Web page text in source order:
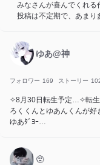
みなさんが喜んでくれる
投稿は不定期で、あまり
ゆあ@神
フォロワー 169 ストーリー
✧8月30日転生予定…✧転
ろくくんとゆあんくんが好
ゆあﾀﾞﾖｰ
🫥